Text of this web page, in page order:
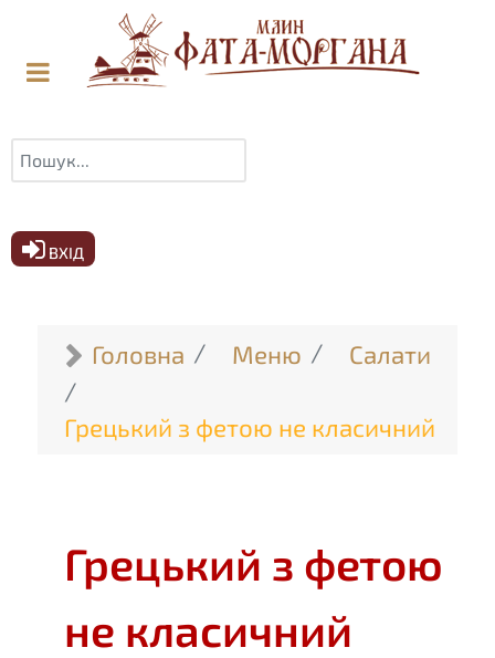
Пошук
ВХІД
Головна Меню Салати
Грецький з фетою не класичний
Грецький з фетою
не класичний